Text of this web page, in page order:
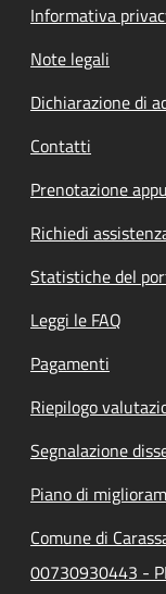
Informativa
Note legali
Dichiarazione di
Contatti
Prenotazione
Richiedi
Statistiche del
Leggi le FAQ
Pagamenti
Riepilogo
Segnalazione
Piano di
Comune di
00730930443 -